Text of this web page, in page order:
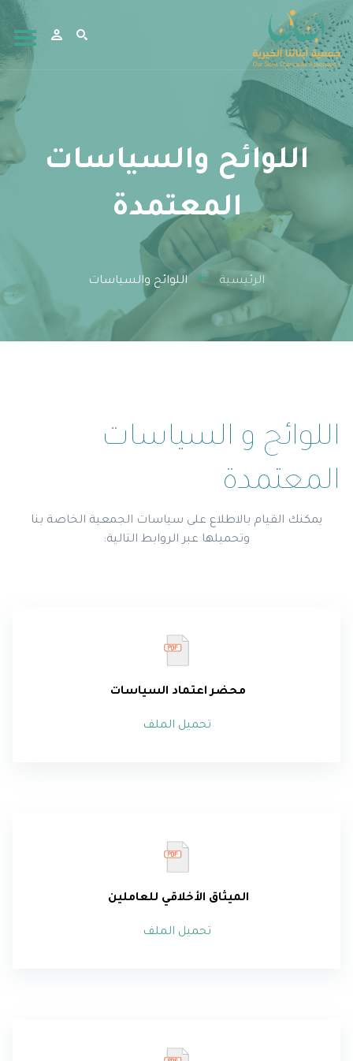
اللوائح والسياسات
المعتمدة
الرئيسية اللوائح والسياسات
اللوائح و السياسات
المعتمدة
يمكنك القيام بالاطلاع على سياسات الجمعية الخاصة بنا
وتحميلها عبر الروابط التالية:
محضر اعتماد السياسات
تحميل الملف
الميثاق الأخلاقي للعاملين
تحميل الملف